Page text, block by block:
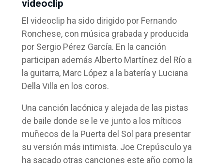
videoclip
El videoclip ha sido dirigido por Fernando
Ronchese, con música grabada y producida
por Sergio Pérez García. En la canción
participan además Alberto Martínez del Río a
la guitarra, Marc López a la batería y Luciana
Della Villa en los coros.
Una canción lacónica y alejada de las pistas
de baile donde se le ve junto a los míticos
muñecos de la Puerta del Sol para presentar
su versión más intimista. Joe Crepúsculo ya
ha sacado otras canciones este año como la